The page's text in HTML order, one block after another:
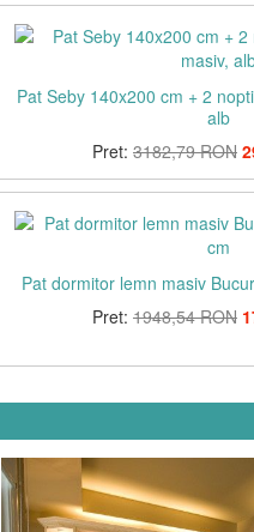
Pat Seby 140x200 cm + 2
alb
Pret: 3182,79 RON
Pat dormitor lemn masiv
Pret: 1948,54 RON